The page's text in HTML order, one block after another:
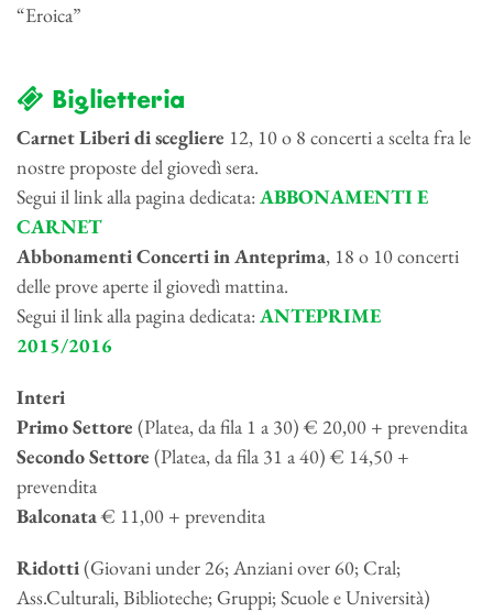
“Eroica”
Biglietteria
Carnet Liberi di scegliere 12, 10 o 8 concerti a scelta fra le
nostre proposte del giovedì sera.
Segui il link alla pagina dedicata:ABBONAMENTI E
CARNET
Abbonamenti Concerti in Anteprima, 18 o 10 concerti
delle prove aperte il giovedì mattina.
Segui il link alla pagina dedicata:ANTEPRIME
2015/2016
Interi
Primo Settore (Platea, da fila 1 a 30) € 20,00 + prevendita
Secondo Settore (Platea, da fila 31 a 40) € 14,50 +
prevendita
Balconata€ 11,00 + prevendita
Ridotti(Giovani under 26; Anziani over 60; Cral;
Ass.Culturali, Biblioteche; Gruppi; Scuole e Università)